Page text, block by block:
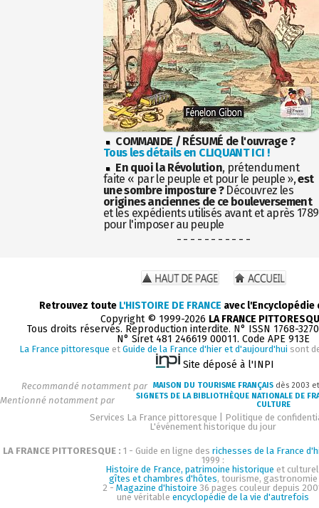
COMMANDE / RÉSUMÉ de l'ouvrage ?
Tous les détails en CLIQUANT ICI !
En quoi la Révolution, prétendument
faite « par le peuple et pour le peuple »,est
une sombre imposture ?Découvrez les
origines anciennes de ce bouleversement
et les expédients utilisés avant et après 1789
pour l'imposer au peuple
- - - - - - - - - - -
Retrouvez toute L'HISTOIRE DE FRANCE avec
Copyright © 1999-2026 LA FRANCE
Tous droits réservés. Reproduction interdite. N° ISSN 1768-
N° Siret 481 246619 00011. Code APE 913E
La France pittoresque et Guide de la France d'hier et d'aujourd'hui sont
Site déposé à l'INPI
Recommandé notamment par MAISON DU TOURISME FRANÇAIS dès 2003
Mentionné notamment par
SIGNETS DE LA BIBLIOTHÈQUE NATIONALE DE
CULTURE
Services La France pittoresque
Politique de
L'événement historique du jour
LA FRANCE PITTORESQUE : 1 - Guide en ligne des richesses de la France
1999 :
Histoire de France, patrimoine historique et
gîtes et chambres d'hôtes, tourisme, gastronomie
2 - Magazine d'histoire 36 pages couleur depuis
une véritableencyclopédie de la vie d'autrefois